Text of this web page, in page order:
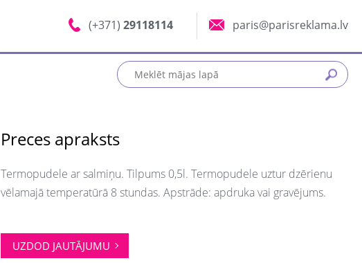
(+371) 29118114 paris@parisreklama.lv
Preces apraksts
Termopudele ar salmiņu. Tilpums 0,5l. Termopudele uztur dzērienu
vēlamajā temperatūrā 8 stundas. Apstrāde: apdruka vai gravējums.
UZDOD JAUTĀJUMU